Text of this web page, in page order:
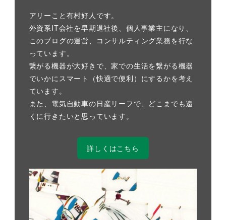
アリーこと有村好人です。
外資系IT会社を早期退社後、個人事業主になり、
このブログの運営、コンサルティング業務を行な
っています。
繋がる機器が大好きで、家での生活を繋がる機器
でいかにスマート（快適で便利）にするかを考え
ています。
また、電気自動車の日産リーフで、どこまでも遠
くに行きたいと思っています。
詳しくはこちら